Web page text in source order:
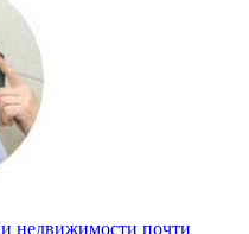
недвижимости почти